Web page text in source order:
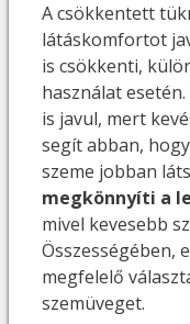
A csökkentett
látáskomfortot
is csökkenti,
használat
is javul, mert
segít abban,
szeme jobban
megkönnyíti a
mivel kevesebb
Összességében,
megfelelő
szemüveget.